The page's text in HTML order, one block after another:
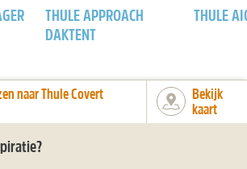
THULE APPROACH
DAKTENT
THULE
naar Thule Covert
Bekijk
kaart